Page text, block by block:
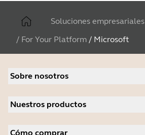
Soluciones empresariales
/ For Your Platform / Microsoft
Sobre nosotros
Carreras profesionales
Noticias y notas de prensa
Nuestros productos
Altavoces manos libres
Cómo comprar